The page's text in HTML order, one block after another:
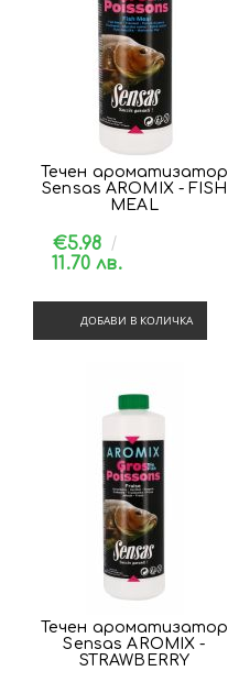
Течен ароматизатор
Sensas AROMIX - FISH
MEAL
€5.98
11.70 лв.
ДОБАВИ В КОЛИЧКА
Течен ароматизатор
Sensas AROMIX -
STRAWBERRY